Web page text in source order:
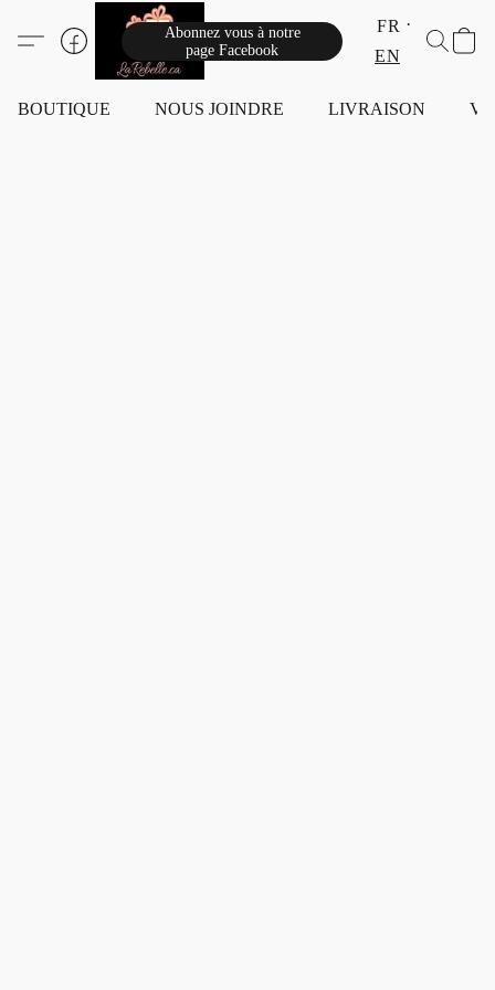
Abonnez vous à notre
page Facebook
FR
EN
BOUTIQUE NOUS JOINDRE LIVRAISON